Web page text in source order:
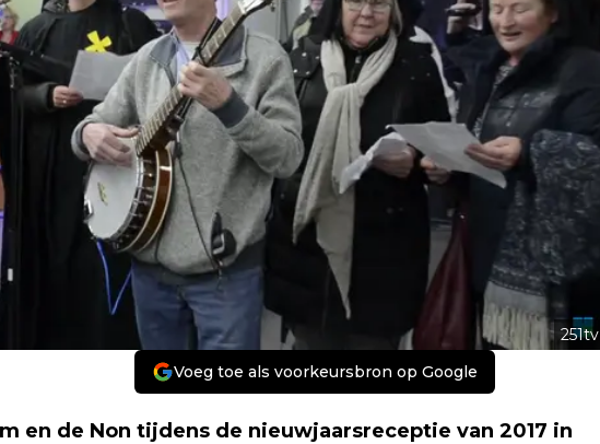
251tv
Voeg toe als voorkeursbron op Google
en de Non tijdens de nieuwjaarsreceptie van 2017 in